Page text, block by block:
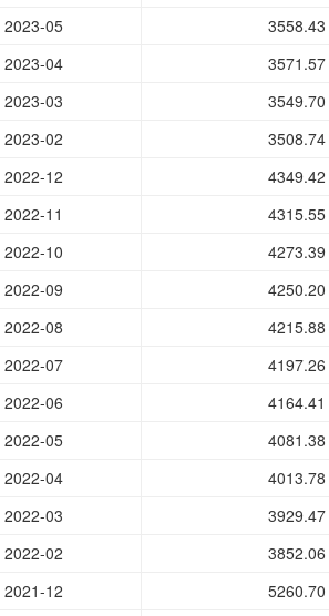
2023-05
3558.43
2023-04
3571.57
2023-03
3549.70
2023-02
3508.74
2022-12
4349.42
2022-11
4315.55
2022-10
4273.39
2022-09
4250.20
2022-08
4215.88
2022-07
4197.26
2022-06
4164.41
2022-05
4081.38
2022-04
4013.78
2022-03
3929.47
2022-02
3852.06
2021-12
5260.70